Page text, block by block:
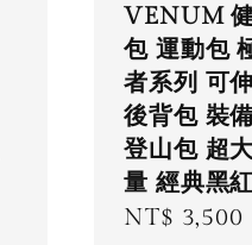
VENUM
包 運動包
者系列 可
後背包 裝
登山包 超
量 經典黑
Regular
NT$ 3,500